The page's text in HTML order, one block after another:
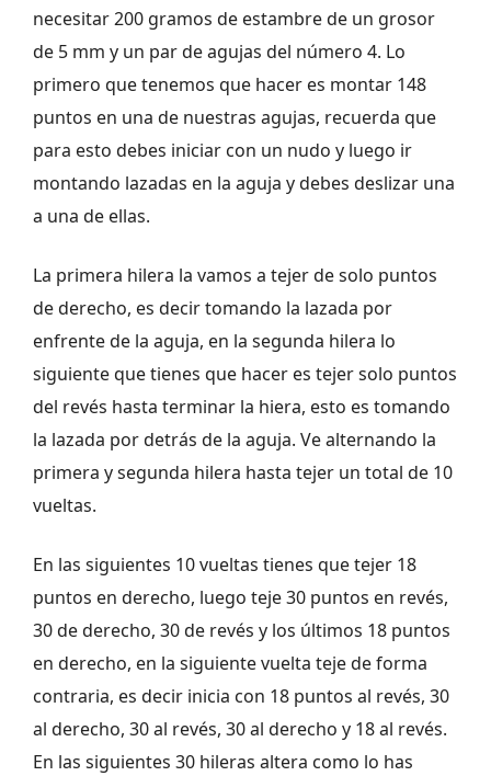
necesitar 200 gramos de estambre de un grosor
de 5 mm y un par de agujas del número 4. Lo
primero que tenemos que hacer es montar 148
puntos en una de nuestras agujas, recuerda que
para esto debes iniciar con un nudo y luego ir
montando lazadas en la aguja y debes deslizar una
a una de ellas.
La primera hilera la vamos a tejer de solo puntos
de derecho, es decir tomando la lazada por
enfrente de la aguja, en la segunda hilera lo
siguiente que tienes que hacer es tejer solo puntos
del revés hasta terminar la hiera, esto es tomando
la lazada por detrás de la aguja. Ve alternando la
primera y segunda hilera hasta tejer un total de 10
vueltas.
En las siguientes 10 vueltas tienes que tejer 18
puntos en derecho, luego teje 30 puntos en revés,
30 de derecho, 30 de revés y los últimos 18 puntos
en derecho, en la siguiente vuelta teje de forma
contraria, es decir inicia con 18 puntos al revés, 30
al derecho, 30 al revés, 30 al derecho y 18 al revés.
En las siguientes 30 hileras altera como lo has